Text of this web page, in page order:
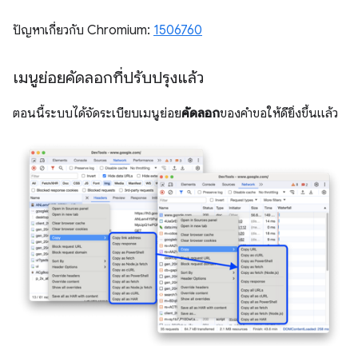
ปัญหาเกี่ยวกับ Chromium: 1506760
เมนูย่อยคัดลอกที่ปรับปรุงแล้ว
ตอนนี้ระบบได้จัดระเบียบเมนูย่อยคัดลอกของคำขอให้ดียิ่งขึ้นแล้ว